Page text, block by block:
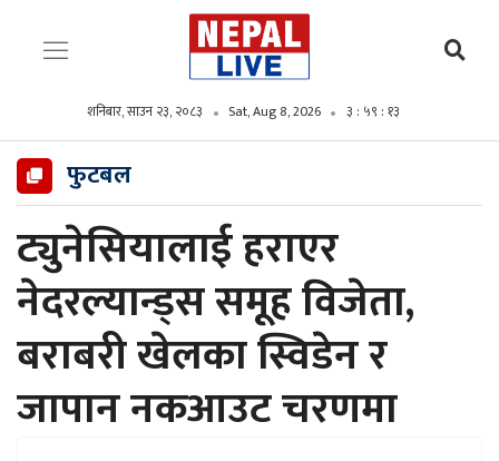
शनिबार, साउन २३, २०८३ Sat, Aug 8, 2026 ३ : ५९ : १४
फुटबल
ट्युनेसियालाई हराएर
नेदरल्यान्ड्स समूह विजेता,
बराबरी खेलका स्विडेन र
जापान नकआउट चरणमा